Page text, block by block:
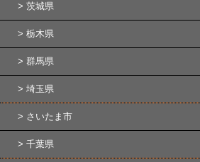
茨城県
栃木県
群馬県
埼玉県
さいたま市
千葉県